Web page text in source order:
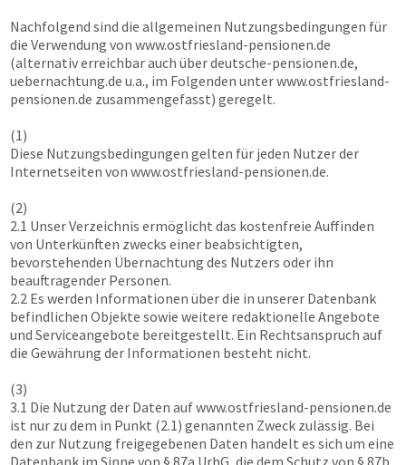
Nachfolgend sind die allgemeinen Nutzungsbedingungen für
die Verwendung von www.ostfriesland-pensionen.de
(alternativ erreichbar auch über deutsche-pensionen.de,
uebernachtung.de u.a., im Folgenden unterwww.ostfriesland-
pensionen.de zusammengefasst) geregelt.
(1)
Diese Nutzungsbedingungen gelten für jeden Nutzer der
Internetseiten von www.ostfriesland-pensionen.de.
(2)
2.1 Unser Verzeichnis ermöglicht das kostenfreie Auffinden
von Unterkünften zwecks einer beabsichtigten,
bevorstehenden Übernachtung des Nutzers oder ihn
beauftragender Personen.
2.2 Es werden Informationen über die in unserer Datenbank
befindlichen Objekte sowie weitere redaktionelle Angebote
und Serviceangebote bereitgestellt. Ein Rechtsanspruch auf
die Gewährung der Informationen besteht nicht.
(3)
3.1 Die Nutzung der Daten aufwww.ostfriesland-pensionen.de
ist nur zu dem in Punkt (2.1) genannten Zweck zulässig. Bei
den zur Nutzung freigegebenen Daten handelt es sich um eine
Datenbank im Sinne von § 87a UrhG, die dem Schutz von § 87b